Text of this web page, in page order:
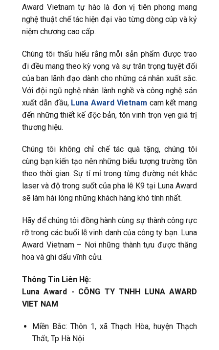
Award Vietnam tự hào là đơn vị tiên phong mang
nghệ thuật chế tác hiện đại vào từng dòng cúp và kỷ
niệm chương cao cấp.
Chúng tôi thấu hiểu rằng mỗi sản phẩm được trao
đi đều mang theo kỳ vọng và sự trân trọng tuyệt đối
của ban lãnh đạo dành cho những cá nhân xuất sắc.
Với đội ngũ nghệ nhân lành nghề và công nghệ sản
xuất dẫn đầu, Luna Award Vietnam cam kết mang
đến những thiết kế độc bản, tôn vinh trọn vẹn giá trị
thương hiệu.
Chúng tôi không chỉ chế tác quà tặng, chúng tôi
cùng bạn kiến tạo nên những biểu tượng trường tồn
theo thời gian. Sự tỉ mỉ trong từng đường nét khắc
laser và độ trong suốt của pha lê K9 tại Luna Award
sẽ làm hài lòng những khách hàng khó tính nhất.
Hãy để chúng tôi đồng hành cùng sự thành công rực
rỡ trong các buổi lễ vinh danh của công ty bạn. Luna
Award Vietnam – Nơi những thành tựu được thăng
hoa và ghi dấu vĩnh cửu.
Thông Tin Liên Hệ:
Luna Award - CÔNG TY TNHH LUNA AWARD
VIET NAM
Miền Bắc: Thôn 1, xã Thạch Hòa, huyện Thạch
Thất, Tp Hà Nội